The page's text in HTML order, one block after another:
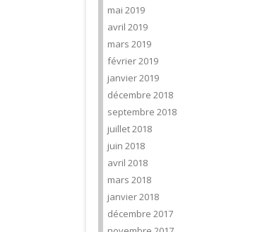
mai 2019
avril 2019
mars 2019
février 2019
janvier 2019
décembre 2018
septembre 2018
juillet 2018
juin 2018
avril 2018
mars 2018
janvier 2018
décembre 2017